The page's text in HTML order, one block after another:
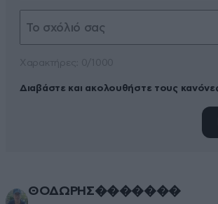
Διαβάστε και ακολουθήστε τους
ΘΟΔΩΡΗΣ�������